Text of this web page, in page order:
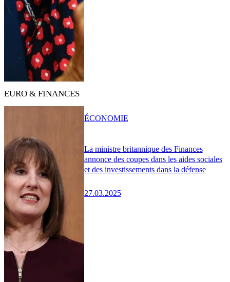
EURO & FINANCES
La ministre britannique des Finances
annonce des coupes dans les aides sociales
et des investissements dans la défense
27.03.2025
ÉCONOMIE